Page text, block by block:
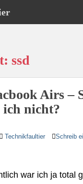
ssd
Airs –
ich nicht?
Technikfaultier
Schreib
war ich ja total